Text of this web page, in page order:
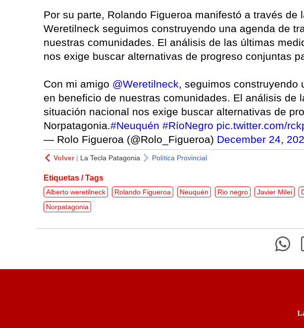
Por su parte, Rolando Figueroa manifestó a través de
Weretilneck seguimos construyendo una agenda de
nuestras comunidades. El análisis de las últimas
nos exige buscar alternativas de progreso conjuntas
Con mi amigo @Weretilneck, seguimos construyendo
en beneficio de nuestras comunidades. El análisis de
situación nacional nos exige buscar alternativas de
Norpatagonia.#Neuquén #RíoNegro pic.twitter.com/
— Rolo Figueroa (@Rolo_Figueroa) December 24,
Volver| La Tecla Patagonia Política Provincial
Etiquetas / Tags
Alberto weretilneck Rolando Figueroa Neuquén Rio negro Javier Milei
Norpatagonia